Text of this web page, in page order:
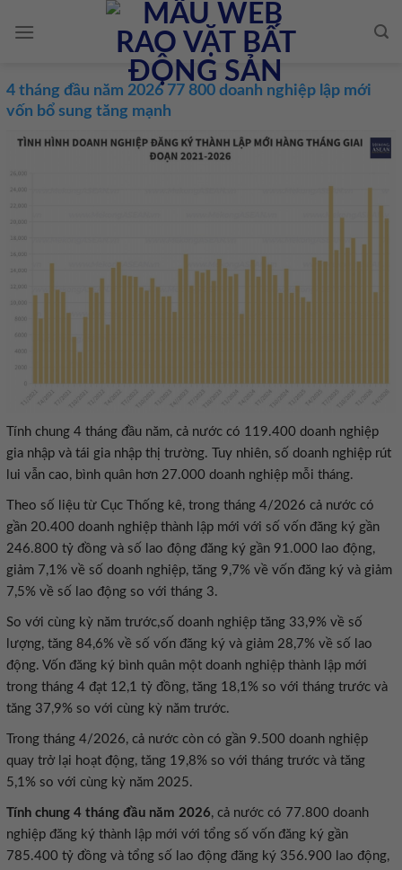
4 tháng đầu năm 2026 77 800 doanh nghiệp lập mới
vốn bổ sung tăng mạnh
Tính chung 4 tháng đầu năm, cả nước có 119.400 doanh nghiệp
gia nhập và tái gia nhập thị trường. Tuy nhiên, số doanh nghiệp rút
lui vẫn cao, bình quân hơn 27.000 doanh nghiệp mỗi tháng.
Theo số liệu từ Cục Thống kê, trong tháng 4/2026 cả nước có
gần 20.400 doanh nghiệp thành lập mới với số vốn đăng ký gần
246.800 tỷ đồng và số lao động đăng ký gần 91.000 lao động,
giảm 7,1% về số doanh nghiệp, tăng 9,7% về vốn đăng ký và giảm
7,5% về số lao động so với tháng 3.
So với cùng kỳ năm trước,số doanh nghiệp tăng 33,9% về số
lượng, tăng 84,6% về số vốn đăng ký và giảm 28,7% về số lao
động. Vốn đăng ký bình quân một doanh nghiệp thành lập mới
trong tháng 4 đạt 12,1 tỷ đồng, tăng 18,1% so với tháng trước và
tăng 37,9% so với cùng kỳ năm trước.
Trong tháng 4/2026, cả nước còn có gần 9.500 doanh nghiệp
quay trở lại hoạt động, tăng 19,8% so với tháng trước và tăng
5,1% so với cùng kỳ năm 2025.
Tính chung 4 tháng đầu năm 2026, cả nước có 77.800 doanh
nghiệp đăng ký thành lập mới với tổng số vốn đăng ký gần
785.400 tỷ đồng và tổng số lao động đăng ký 356.900 lao động,